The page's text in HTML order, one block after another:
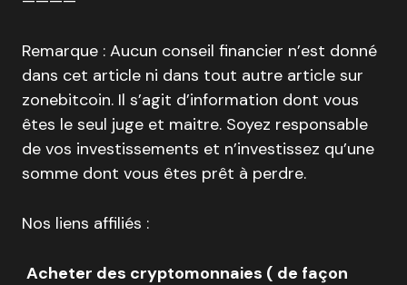
Remarque : Aucun conseil financier n’est donné
dans cet article ni dans tout autre article sur
zonebitcoin. Il s’agit d’information dont vous
êtes le seul juge et maitre. Soyez responsable
de vos investissements et n’investissez qu’une
somme dont vous êtes prêt à perdre.
Nos liens affiliés :
Acheter des cryptomonnaies ( de façon